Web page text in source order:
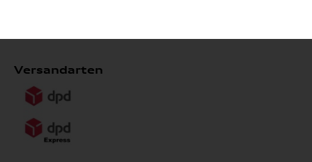
Versandarten